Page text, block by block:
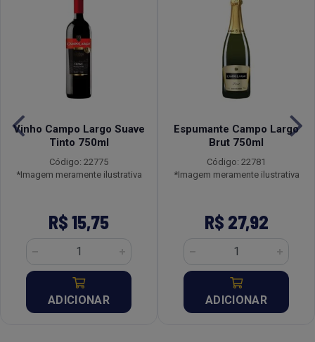
Vinho Campo Largo Suave
Tinto 750ml
Código: 22775
*Imagem meramente ilustrativa
R$ 15,75
ADICIONAR
Espumante Campo Largo
Brut 750ml
Código: 22781
*Imagem meramente ilustrativa
R$ 27,92
ADICIONAR